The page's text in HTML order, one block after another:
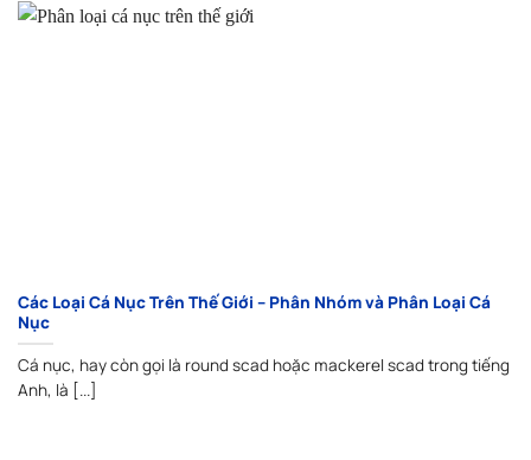
Các Loại Cá Nục Trên Thế Giới – Phân Nhóm và Phân Loại Cá
Nục
Cá nục, hay còn gọi là round scad hoặc mackerel scad trong tiếng
Anh, là [...]